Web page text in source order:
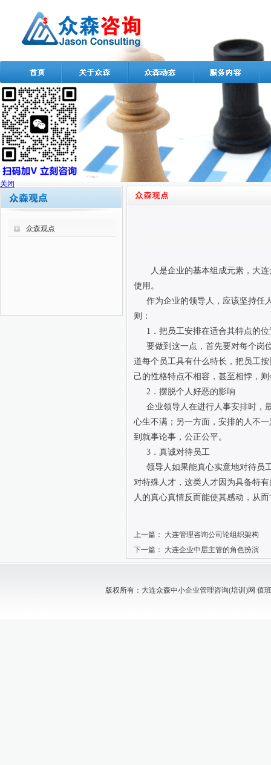
众森观点
人是企业的基本组成元素，大
使用。
作为企业的领导人，应该坚持任
则：
1．把员工安排在适合其特点的位
要做到这一点，首先要对每个岗
道每个员工具有什么特长，把员工
己的性格特点不相容，甚至相悖，
2．摆脱个人好恶的影响
企业领导人在进行人事安排时，
心生不满；另一方面，安排的人不
到就事论事，公正公平。
3．真诚对待员工
领导人如果能真心实意地对待员
对特殊人才，这类人才因为具备特
人的真心真情反而能使其感动，从
上一篇：
大连管理咨询公司论组织架构
下一篇：
大连企业中层主管的角色扮演
版权所有：大连众森中小企业管理咨询(培训)网 值
关闭